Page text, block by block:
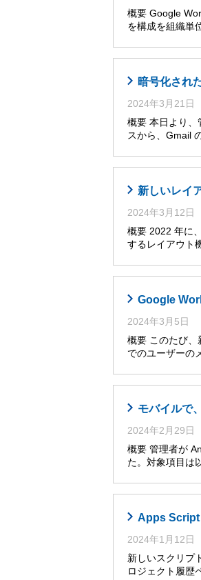
概要 Google
を構成を組織単
暗号化され
2024年3月21日
概要 本日より
スから、Gmail
新しいレイ
2024年3月12日
概要 2022 年に
するレイアウト
Google
2024年3月5日
概要 このたび、
でのユーザーの
モバイルで
2024年2月29日
概要 管理者が
た。対象項目は
Apps Script
2024年1月12日
新しいスクリプ
ロジェクト履歴